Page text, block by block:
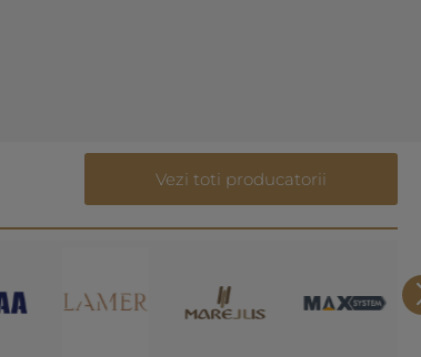
Vezi toti producatorii